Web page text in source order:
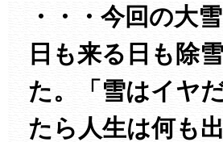
・・・今回の大
日も来る日も除
た。「雪はイヤ
たら人生は何も